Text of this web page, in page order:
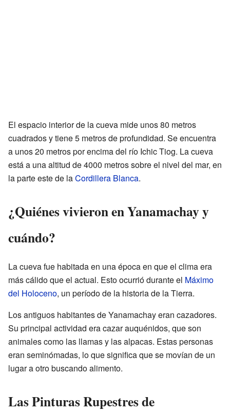
El espacio interior de la cueva mide unos 80 metros
cuadrados y tiene 5 metros de profundidad. Se encuentra
a unos 20 metros por encima del río Ichic Tiog. La cueva
está a una altitud de 4000 metros sobre el nivel del mar, en
la parte este de laCordillera Blanca.
¿Quiénes vivieron en Yanamachay y
cuándo?
La cueva fue habitada en una época en que el clima era
más cálido que el actual. Esto ocurrió durante el Máximo
del Holoceno, un período de la historia de la Tierra.
Los antiguos habitantes de Yanamachay eran cazadores.
Su principal actividad era cazar auquénidos, que son
animales como las llamas y las alpacas. Estas personas
eran seminómadas, lo que significa que se movían de un
lugar a otro buscando alimento.
Las Pinturas Rupestres de